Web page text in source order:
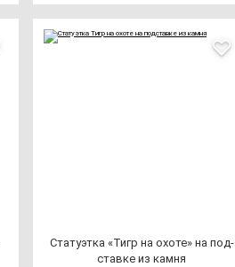
Ста­ту­эт­ка «Тигр на охо­те» на под­
став­ке из кам­ня